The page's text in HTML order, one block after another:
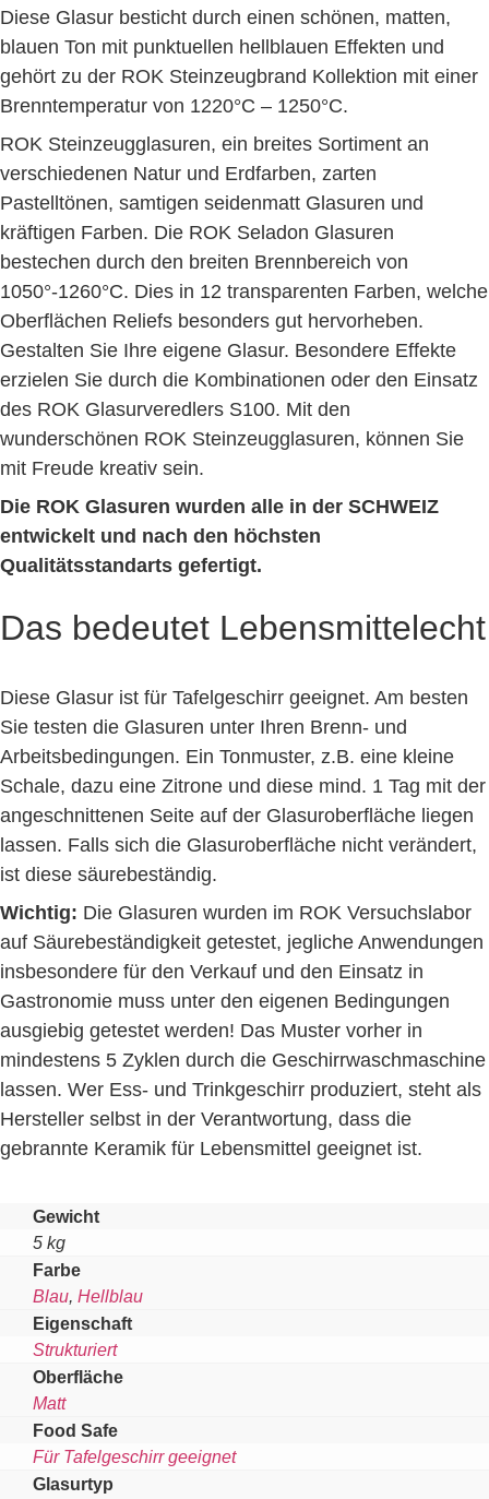
Diese Glasur besticht durch einen schönen, matten,
blauen Ton mit punktuellen hellblauen Effekten und
gehört zu der ROK Steinzeugbrand Kollektion mit einer
Brenntemperatur von 1220°C – 1250°C.
ROK Steinzeugglasuren, ein breites Sortiment an
verschiedenen Natur und Erdfarben, zarten
Pastelltönen, samtigen seidenmatt Glasuren und
kräftigen Farben. Die ROK Seladon Glasuren
bestechen durch den breiten Brennbereich von
1050°-1260°C. Dies in 12 transparenten Farben, welche
Oberflächen Reliefs besonders gut hervorheben.
Gestalten Sie Ihre eigene Glasur. Besondere Effekte
erzielen Sie durch die Kombinationen oder den Einsatz
des ROK Glasurveredlers S100. Mit den
wunderschönen ROK Steinzeugglasuren, können Sie
mit Freude kreativ sein.
Die ROK Glasuren wurden alle in der SCHWEIZ
entwickelt und nach den höchsten
Qualitätsstandarts gefertigt.
Das bedeutet Lebensmittelecht
Diese Glasur ist für Tafelgeschirr geeignet. Am besten
Sie testen die Glasuren unter Ihren Brenn- und
Arbeitsbedingungen. Ein Tonmuster, z.B. eine kleine
Schale, dazu eine Zitrone und diese mind. 1 Tag mit der
angeschnittenen Seite auf der Glasuroberfläche liegen
lassen. Falls sich die Glasuroberfläche nicht verändert,
ist diese säurebeständig.
Wichtig: Die Glasuren wurden im ROK Versuchslabor
auf Säurebeständigkeit getestet, jegliche Anwendungen
insbesondere für den Verkauf und den Einsatz in
Gastronomie muss unter den eigenen Bedingungen
ausgiebig getestet werden! Das Muster vorher in
mindestens 5 Zyklen durch die Geschirrwaschmaschine
lassen. Wer Ess- und Trinkgeschirr produziert, steht als
Hersteller selbst in der Verantwortung, dass die
gebrannte Keramik für Lebensmittel geeignet ist.
Gewicht
5 kg
Farbe
Blau, Hellblau
Eigenschaft
Strukturiert
Oberfläche
Matt
Food Safe
Für Tafelgeschirr geeignet
Glasurtyp